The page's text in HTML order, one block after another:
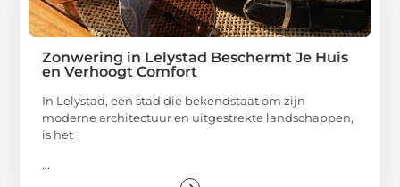
Zonwering in Lelystad Beschermt Je Huis
en Verhoogt Comfort
In Lelystad, een stad die bekendstaat om zijn
moderne architectuur en uitgestrekte landschappen,
is het
...